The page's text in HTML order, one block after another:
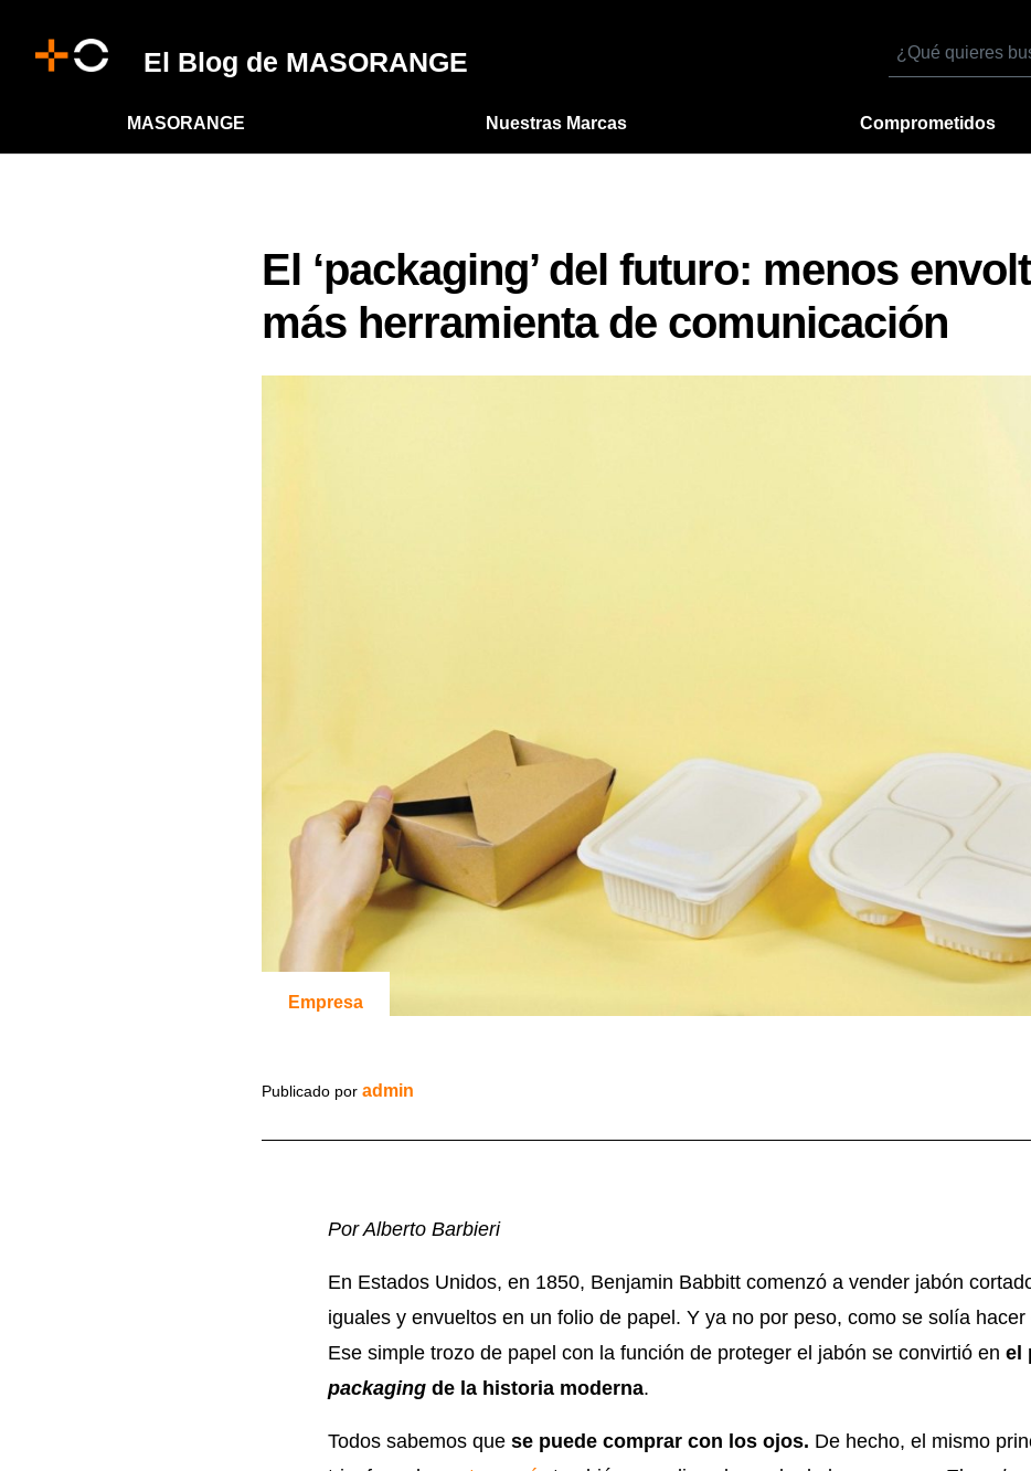
El Blog de MASORANGE
Buscar
MASORANGE Nuestras Marcas Comprometidos
El ‘packaging’ del futuro: menos
más herramienta de comunicación
Empresa
Publicado por admin
Por Alberto Barbieri
En Estados Unidos, en 1850, Benjamin Babbitt comenzó a vender jabón
iguales y envueltos en un folio de papel. Y ya no por peso, como se solía hacer
Ese simple trozo de papel con la función de proteger el jabón se convirtió en el
packaging de la historia moderna.
Todos sabemos que se puede comprar con los ojos. De hecho, el mismo